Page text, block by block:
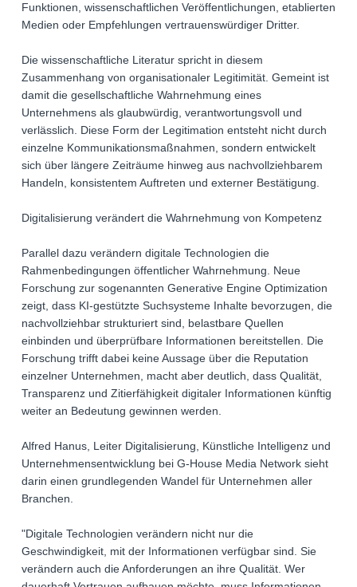
Funktionen, wissenschaftlichen Veröffentlichungen, etablierten
Medien oder Empfehlungen vertrauenswürdiger Dritter.
Die wissenschaftliche Literatur spricht in diesem
Zusammenhang von organisationaler Legitimität. Gemeint ist
damit die gesellschaftliche Wahrnehmung eines
Unternehmens als glaubwürdig, verantwortungsvoll und
verlässlich. Diese Form der Legitimation entsteht nicht durch
einzelne Kommunikationsmaßnahmen, sondern entwickelt
sich über längere Zeiträume hinweg aus nachvollziehbarem
Handeln, konsistentem Auftreten und externer Bestätigung.
Digitalisierung verändert die Wahrnehmung von Kompetenz
Parallel dazu verändern digitale Technologien die
Rahmenbedingungen öffentlicher Wahrnehmung. Neue
Forschung zur sogenannten Generative Engine Optimization
zeigt, dass KI-gestützte Suchsysteme Inhalte bevorzugen, die
nachvollziehbar strukturiert sind, belastbare Quellen
einbinden und überprüfbare Informationen bereitstellen. Die
Forschung trifft dabei keine Aussage über die Reputation
einzelner Unternehmen, macht aber deutlich, dass Qualität,
Transparenz und Zitierfähigkeit digitaler Informationen künftig
weiter an Bedeutung gewinnen werden.
Alfred Hanus, Leiter Digitalisierung, Künstliche Intelligenz und
Unternehmensentwicklung bei G-House Media Network sieht
darin einen grundlegenden Wandel für Unternehmen aller
Branchen.
"Digitale Technologien verändern nicht nur die
Geschwindigkeit, mit der Informationen verfügbar sind. Sie
verändern auch die Anforderungen an ihre Qualität. Wer